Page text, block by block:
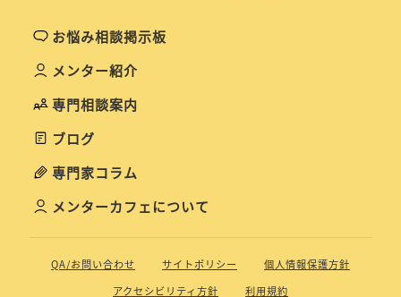
お悩み相談掲示板
メンター紹介
専門相談案内
ブログ
専門家コラム
メンターカフェについて
QA/お問い合わせ サイトポリシー
個人情報保護方針
アクセシビリティ方針
利用規約